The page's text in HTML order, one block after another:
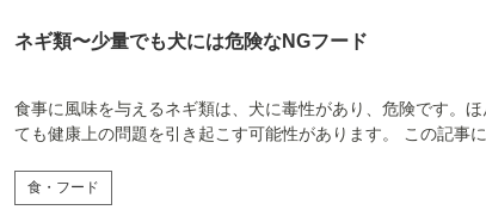
ネギ類〜少量でも犬には危険なNGフード
食事に風味を与えるネギ類は、犬に毒性があり、危険です。
ても健康上の問題を引き起こす可能性があります。 この記事
食・フード